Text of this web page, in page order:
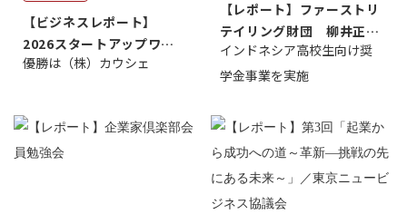
【ビジネスレポート】
2026スタートアップワー
ルドカップ東京
優勝は（株）カウシェ
【レポート】ファーストリ
テイリング財団 柳井正
理事長
インドネシア高校生向け奨
学金事業を実施